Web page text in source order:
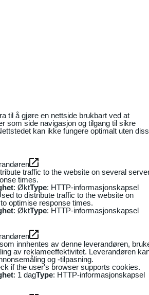
til å gjøre en nettside brukbart ved at
som side navigasjon og tilgang til sikre
kan ikke fungere optimalt uten
traffic to the website on several
times.
: ØktType: HTTP-informasjonskapsel
to distribute traffic to the website on
optimise response times.
: ØktType: HTTP-informasjonskapsel
innhentes av denne leverandøren,
av reklameeffektivitet. Leverandøren
og -tilpasning.
if the user's browser supports cookies.
: 1 dagType: HTTP-informasjonskapsel